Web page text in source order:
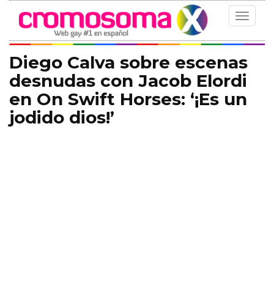
Toggle
Diego Calva sobre escenas
desnudas con Jacob Elordi
en On Swift Horses: ‘¡Es un
jodido dios!’